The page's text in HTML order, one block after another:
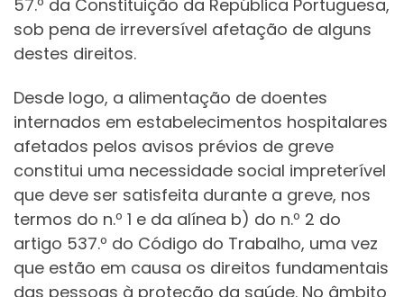
57.º da Constituição da República Portuguesa,
sob pena de irreversível afetação de alguns
destes direitos.
Desde logo, a alimentação de doentes
internados em estabelecimentos hospitalares
afetados pelos avisos prévios de greve
constitui uma necessidade social impreterível
que deve ser satisfeita durante a greve, nos
termos do n.º 1 e da alínea b) do n.º 2 do
artigo 537.º do Código do Trabalho, uma vez
que estão em causa os direitos fundamentais
das pessoas à proteção da saúde. No âmbito